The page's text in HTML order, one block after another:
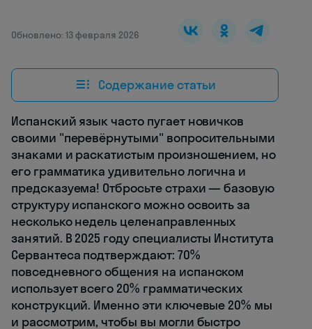
Обновлено: 13 февраля 2026
Содержание статьи
Испанский язык часто пугает новичков
своими "перевёрнутыми" вопросительными
знаками и раскатистым произношением, но
его грамматика удивительно логична и
предсказуема! Отбросьте страхи — базовую
структуру испанского можно освоить за
несколько недель целенаправленных
занятий. В 2025 году специалисты Института
Сервантеса подтверждают: 70%
повседневного общения на испанском
использует всего 20% грамматических
конструкций. Именно эти ключевые 20% мы
и рассмотрим, чтобы вы могли быстро